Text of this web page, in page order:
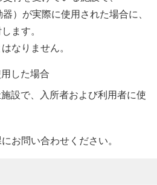
）が実際に使用された場合に、
ます。
なりません。
した場合
設で、入所者および利用者に使
お問い合わせください。